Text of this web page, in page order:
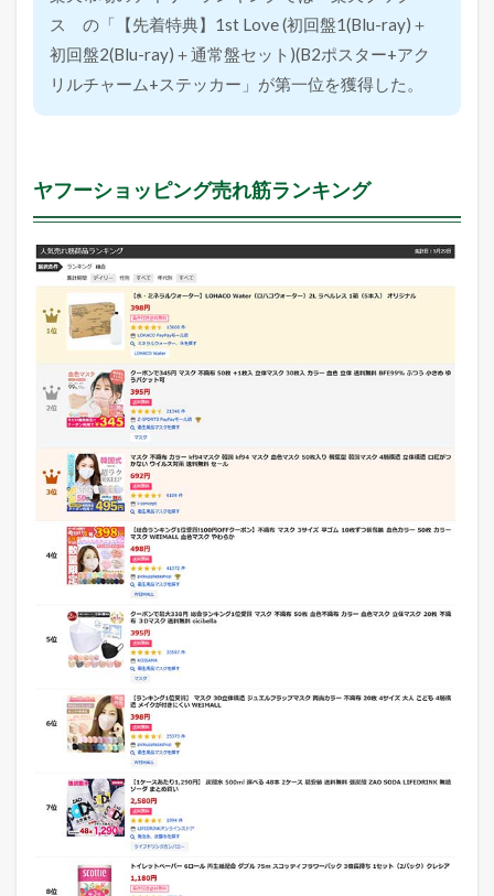
ス の「【先着特典】1st Love (初回盤1(Blu-ray)＋
初回盤2(Blu-ray)＋通常盤セット)(B2ポスター+アク
リルチャーム+ステッカー」が第一位を獲得した。
ヤフーショッピング売れ筋ランキング